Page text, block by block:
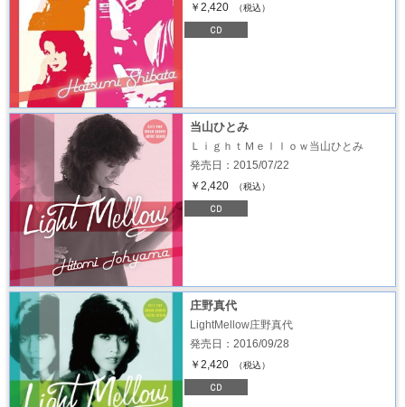
￥2,420
（税込）
当山ひとみ
ＬｉｇｈｔＭｅｌｌｏｗ当山ひとみ
発売日：2015/07/22
￥2,420
（税込）
庄野真代
LightMellow庄野真代
発売日：2016/09/28
￥2,420
（税込）